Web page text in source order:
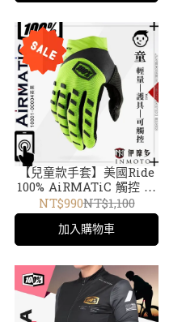
【兒童款手套】美國Ride
100% AiRMATiC 觸控 輕
量騎士防護 透氣TPR護具
10001-0000 黃黑
NT$990NT$1,100
加入購物車